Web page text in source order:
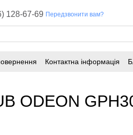
128-67-69 Передзвонити вам?
Контактна інформація
ODEON